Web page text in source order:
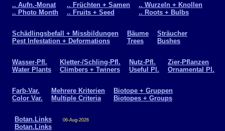
.. Aufn.-Monat
.. Photo Month
.. Früchten + Samen
.. Fruits + Seed
.. Wurzeln + Knollen
.. Roots + Bulbs
Schädlingsbefall + Missbildungen
Pest Infestation + Deformations
Bäume
Trees
Sträucher
Bushes
Wasser-Pfl.
Water Plants
Kletter-/Schling-Pfl.
Climbers + Twiners
Nutz-Pfl.
Useful Pl.
Zier-Pflanzen
Ornamental Pl.
Farb-Var.
Color Var.
Mehrere Kriterien
Multiple Criteria
Biotope + Gruppen
Biotopes + Groups
Botan.Links
Botan.Links
06-Aug-2026